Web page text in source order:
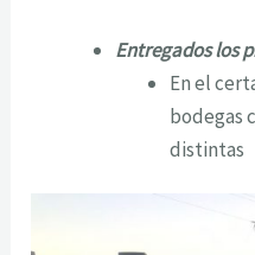
Entregados los
En el
bodegas
distintas